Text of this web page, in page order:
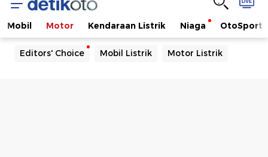
Mobil Motor Kendaraan Listrik Niaga OtoSport
Editors' Choice Mobil Listrik Motor Listrik